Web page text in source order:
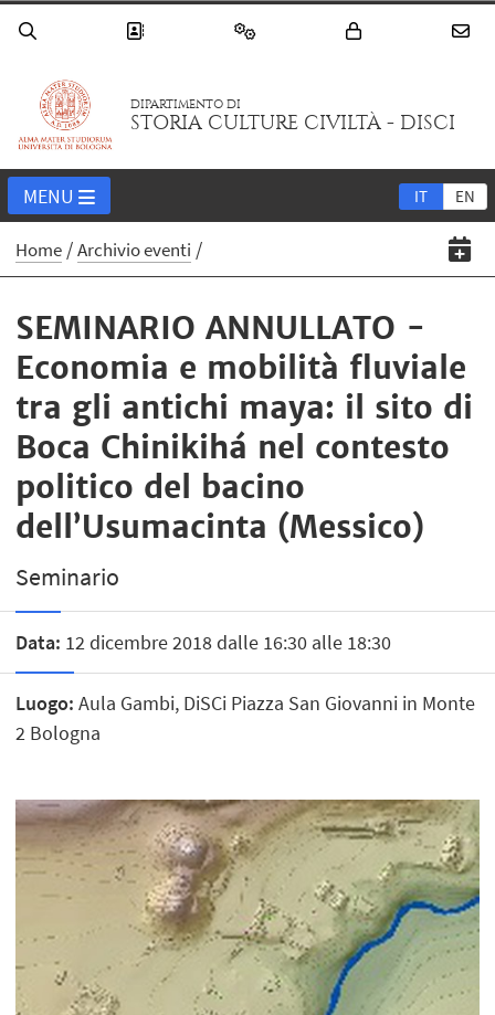
DIPARTIMENTO DI
STORIA CULTURE CIVILTÀ - DISCI
IT EN
MENU
Home Archivio eventi
SEMINARIO ANNULLATO -
Economia e mobilità fluviale
tra gli antichi maya: il sito di
Boca Chinikihá nel contesto
politico del bacino
dell’Usumacinta (Messico)
Seminario
Data: 12 dicembre 2018 dalle 16:30 alle 18:30
Luogo: Aula Gambi, DiSCi Piazza San Giovanni in Monte
2 Bologna